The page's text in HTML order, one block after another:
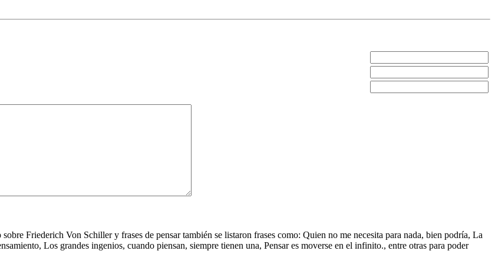
Friederich Von Schiller y frases de pensar también se listaron frases como: Quien no me necesita para nada, bien podría, La
Los grandes ingenios, cuando piensan, siempre tienen una, Pensar es moverse en el infinito., entre otras para poder